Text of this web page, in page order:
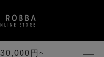
30,000円~